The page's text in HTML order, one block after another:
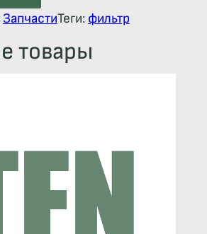
ЗапчастиТеги: фильтр
товары